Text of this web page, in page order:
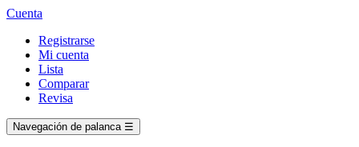
Cuenta
Registrarse
Mi cuenta
Lista
Comparar
Revisa
Navegación de palanca ☰